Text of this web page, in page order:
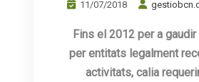
11/07/2018
Fins el 2012 per a
per entitats legalment
activitats, calia